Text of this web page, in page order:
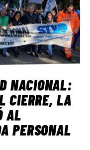
NACIONAL:
CIERRE, LA
AL
PERSONAL